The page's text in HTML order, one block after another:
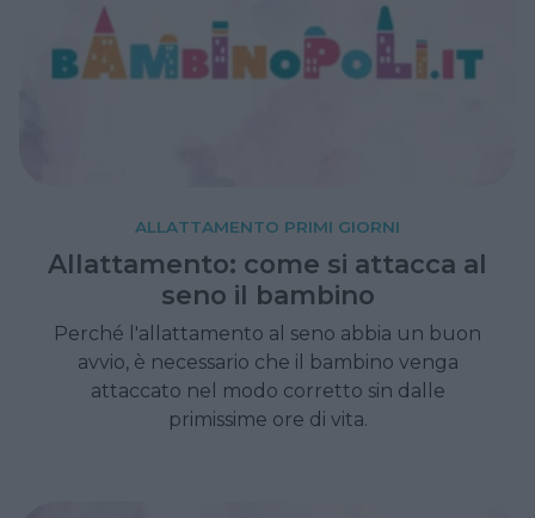
ALLATTAMENTO PRIMI GIORNI
Allattamento: come si attacca al
seno il bambino
Perché l'allattamento al seno abbia un buon
avvio, è necessario che il bambino venga
attaccato nel modo corretto sin dalle
primissime ore di vita.